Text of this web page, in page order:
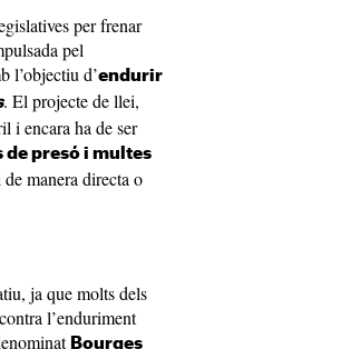
per frenar
pel
l’objectiu d’endurir
. El projecte de llei,
i encara ha de ser
de presó i multes
manera directa o
ja que molts dels
l’enduriment
Bourges